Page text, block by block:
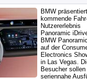
BMW
kommende
Nutzererlebnis
Panoramic
BMW
auf der
Electronics
in Las Vegas.
Besucher sollen
seriennahe